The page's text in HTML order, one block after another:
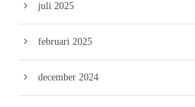
juli 2025
februari 2025
december 2024